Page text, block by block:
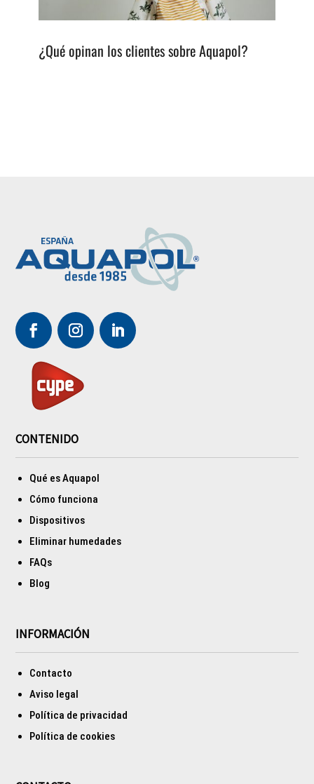
¿Qué opinan los clientes sobre Aquapol?
CONTENIDO
Qué es Aquapol
Cómo funciona
Dispositivos
Eliminar humedades
FAQs
Blog
INFORMACIÓN
Contacto
Aviso legal
Política de privacidad
Política de cookies